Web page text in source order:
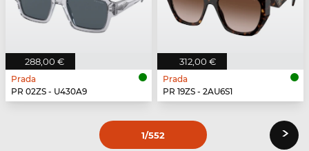
288,00 €
Prada
PR 02ZS - U430A9
312,00 €
Prada
PR 19ZS - 2AU6S1
1/552 ›